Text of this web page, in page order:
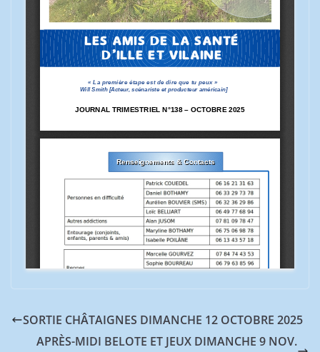
SORTIE CHÂTAIGNES DIMANCHE 12 OCTOBRE 2025
APRÈS-MIDI BELOTE ET JEUX DIMANCHE 9 NOV.